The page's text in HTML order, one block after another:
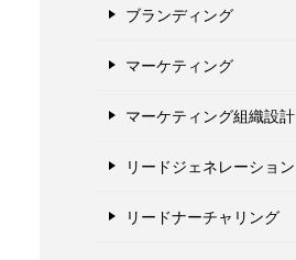
ブランディング
マーケティング
マーケティング組織設計
リードジェネレーション
リードナーチャリング